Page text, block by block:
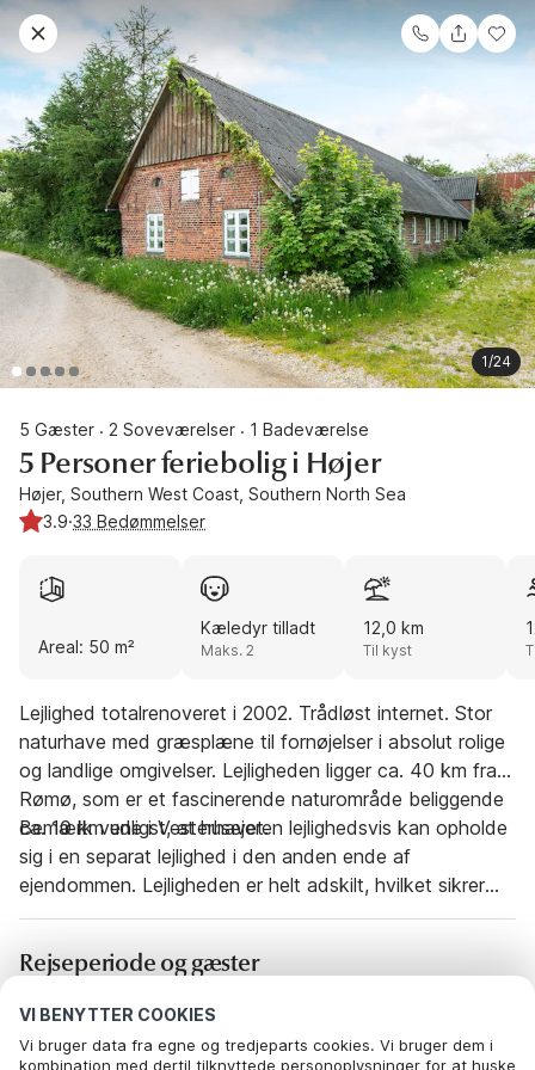
VI BENYTTER COOKIES
Vi bruger data fra egne og tredjeparts cookies. Vi bruger dem i
kombination med dertil tilknyttede personoplysninger for at huske
1/24
5 Gæster · 2 Soveværelser · 1 Badeværelse
5 Personer feriebolig i Højer
Højer, Southern West Coast, Southern North Sea
3.9·33 Bedømmelser
Areal: 50 m²
Kæledyr tilladt
Maks. 2
12,0 km
Til kyst
Lejlighed totalrenoveret i 2002. Trådløst internet. Stor
naturhave med græsplæne til fornøjelser i absolut rolige
og landlige omgivelser. Lejligheden ligger ca. 40 km fra
Rømø, som er et fascinerende naturområde beliggende
ca. 10 km ude i Vesterhavet.
Bemærk venligst, at husejeren lejlighedsvis kan opholde
sig i en separat lejlighed i den anden ende af
ejendommen. Lejligheden er helt adskilt, hvilket sikrer
privatliv for både gæster og husejer. Gæster og husejer
gæsterne, når vedkommende opholder sig i haven.
Rejseperiode og gæster